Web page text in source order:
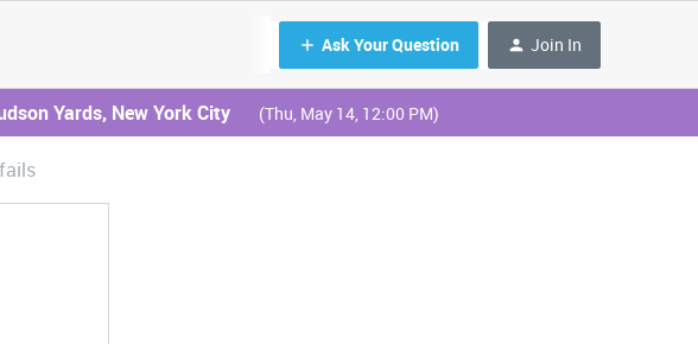
Ask Your Question Join In
Yards, New York City (Thu, May 14, 12:00 PM)